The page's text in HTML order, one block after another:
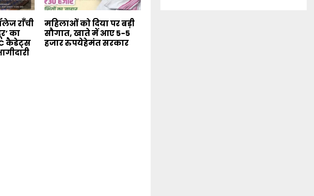
राँची
का
कैडेट्स
महिलाओं को दिया पर बड़ी
सौगात, खाते में आए 5-5
हजार रुपयेहेमंत सरकार